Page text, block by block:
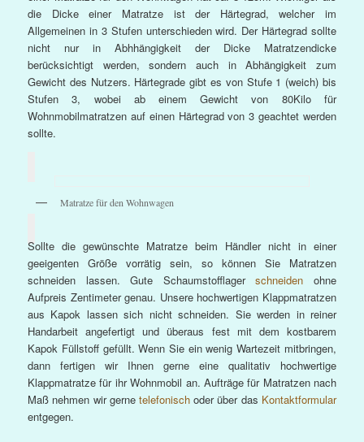
die Dicke einer Matratze ist der Härtegrad, welcher im
Allgemeinen in 3 Stufen unterschieden wird. Der Härtegrad sollte
nicht nur in Abhhängigkeit der Dicke Matratzendicke
berücksichtigt werden, sondern auch in Abhängigkeit zum
Gewicht des Nutzers. Härtegrade gibt es von Stufe 1 (weich) bis
Stufen 3, wobei ab einem Gewicht von 80Kilo für
Wohnmobilmatratzen auf einen Härtegrad von 3 geachtet werden
sollte.
Matratze für den Wohnwagen
Sollte die gewünschte Matratze beim Händler nicht in einer
geeigenten Größe vorrätig sein, so können Sie Matratzen
schneiden lassen. Gute Schaumstofflagerschneiden ohne
Aufpreis Zentimeter genau. Unsere hochwertigen Klappmatratzen
aus Kapok lassen sich nicht schneiden. Sie werden in reiner
Handarbeit angefertigt und überaus fest mit dem kostbarem
Kapok Füllstoff gefüllt. Wenn Sie ein wenig Wartezeit mitbringen,
dann fertigen wir Ihnen gerne eine qualitativ hochwertige
Klappmatratze für ihr Wohnmobil an. Aufträge für Matratzen nach
Maß nehmen wir gerne telefonisch oder über das Kontaktformular
entgegen.